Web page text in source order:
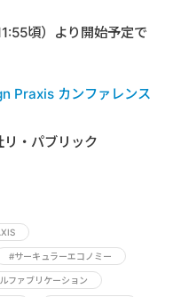
頃）より開始予定で
Praxis カンファレンス
・パブリック
#サーキュラーエコノミー
ファブリケーション